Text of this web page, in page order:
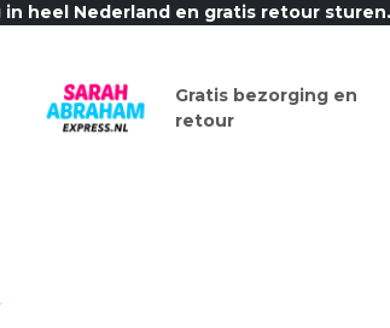
in heel Nederland en gratis retour sturen.
Gratis bezorging en
retour